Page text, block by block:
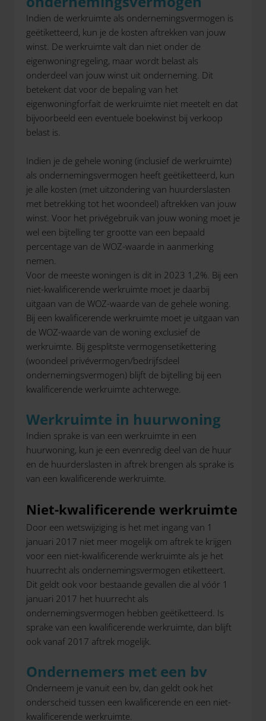
Indien de werkruimte als ondernemingsvermogen is
geëtiketteerd, kun je de kosten aftrekken van jouw
winst. De werkruimte valt dan niet onder de
eigenwoningregeling, maar wordt belast als
onderdeel van jouw winst uit onderneming. Dit
betekent dat voor de bepaling van het
eigenwoningforfait de werkruimte niet meetelt en dat
bijvoorbeeld een eventuele boekwinst bij verkoop
belast is.
Indien je de gehele woning (inclusief de werkruimte)
als ondernemingsvermogen heeft geëtiketteerd, kun
je alle kosten (met uitzondering van huurderslasten
met betrekking tot het woondeel) aftrekken van jouw
winst. Voor het privégebruik van jouw woning moet je
wel een bijtelling ter grootte van een bepaald
percentage van de WOZ-waarde in aanmerking
nemen.
Voor de meeste woningen is dit in 2023 1,2%. Bij een
niet-kwalificerende werkruimte moet je daarbij
uitgaan van de WOZ-waarde van de gehele woning.
Bij een kwalificerende werkruimte moet je uitgaan van
de WOZ-waarde van de woning exclusief de
werkruimte. Bij gesplitste vermogensetikettering
(woondeel privévermogen/bedrijfsdeel
ondernemingsvermogen) blijft de bijtelling bij een
kwalificerende werkruimte achterwege.
Werkruimte in huurwoning
Indien sprake is van een werkruimte in een
huurwoning, kun je een evenredig deel van de huur
en de huurderslasten in aftrek brengen als sprake is
van een kwalificerende werkruimte.
Niet-kwalificerende werkruimte
Door een wetswijziging is het met ingang van 1
januari 2017 niet meer mogelijk om aftrek te krijgen
voor een niet-kwalificerende werkruimte als je het
huurrecht als ondernemingsvermogen etiketteert.
Dit geldt ook voor bestaande gevallen die al vóór 1
januari 2017 het huurrecht als
ondernemingsvermogen hebben geëtiketteerd. Is
sprake van een kwalificerende werkruimte, dan blijft
ook vanaf 2017 aftrek mogelijk.
Ondernemers met een bv
Onderneem je vanuit een bv, dan geldt ook het
onderscheid tussen een kwalificerende en een niet-
kwalificerende werkruimte.